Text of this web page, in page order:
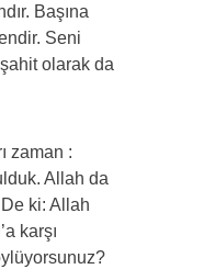
Başına
Seni
olarak da
zaman :
Allah da
ki: Allah
karşı